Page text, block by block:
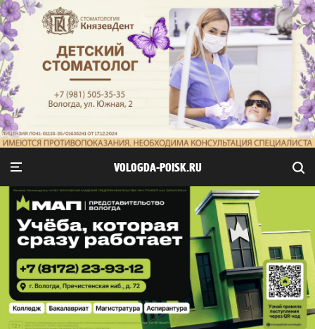
VOLOGDA-POISK.RU